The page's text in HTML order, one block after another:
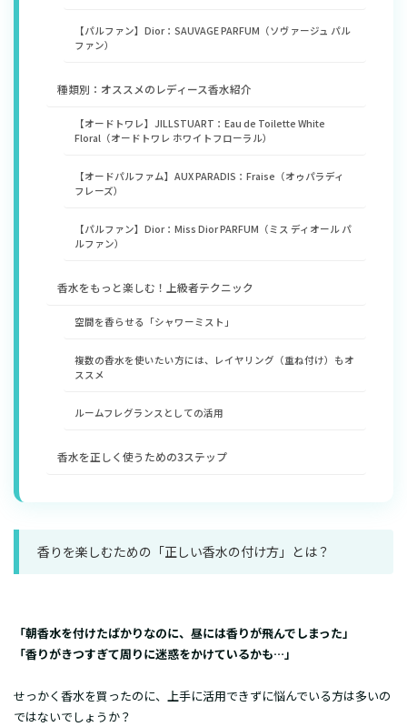
​【パルファン】Dior：SAUVAGE PARFUM（ソヴァージュ パル
ファン）
種類別：オススメのレディース香水紹介
​【オードトワレ】JILLSTUART：Eau de Toilette White
Floral（オードトワレ ホワイトフローラル）
​【オードパルファム】AUX PARADIS：Fraise（オゥパラディ
フレーズ）
​【パルファン】Dior：Miss Dior PARFUM（ミス ディオール パ
ルファン）
香水をもっと楽しむ！上級者テクニック
空間を香らせる「シャワーミスト」
複数の香水を使いたい方には、レイヤリング（重ね付け）もオ
ススメ
ルームフレグランスとしての活用
香水を正しく使うための3ステップ
香りを楽しむための「正しい香水の付け方」とは？
「朝香水を付けたばかりなのに、昼には香りが飛んでしまった」
「香りがきつすぎて周りに迷惑をかけているかも…」
​せっかく香水を買ったのに、上手に活用できずに悩んでいる方は多いの
ではないでしょうか？